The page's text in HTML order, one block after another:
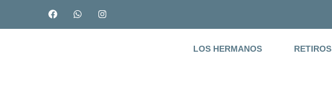
LOS HERMANOS RETIROS